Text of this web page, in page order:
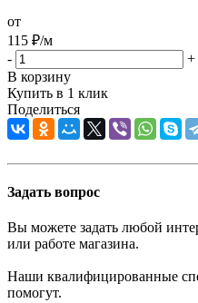
от
115 ₽/м
-
+
В корзину
Купить в 1 клик
Поделиться
Задать вопрос
Вы можете задать любой
или работе магазина.
Наши квалифицированные
помогут.